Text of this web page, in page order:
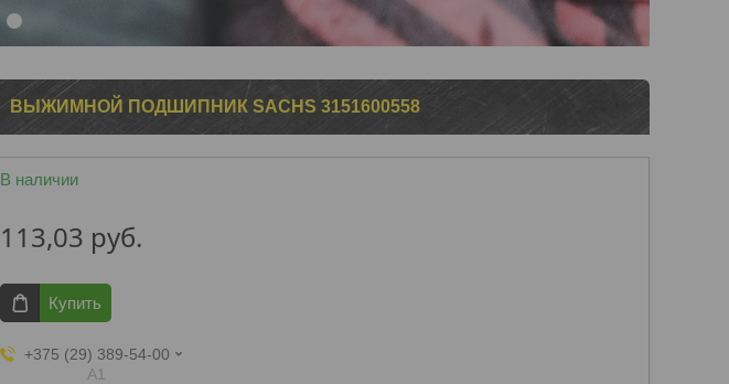
ВЫЖИМНОЙ ПОДШИПНИК SACHS 3151600558
В наличии
113,03 руб.
Купить
+375 (29) 389-54-00
А1